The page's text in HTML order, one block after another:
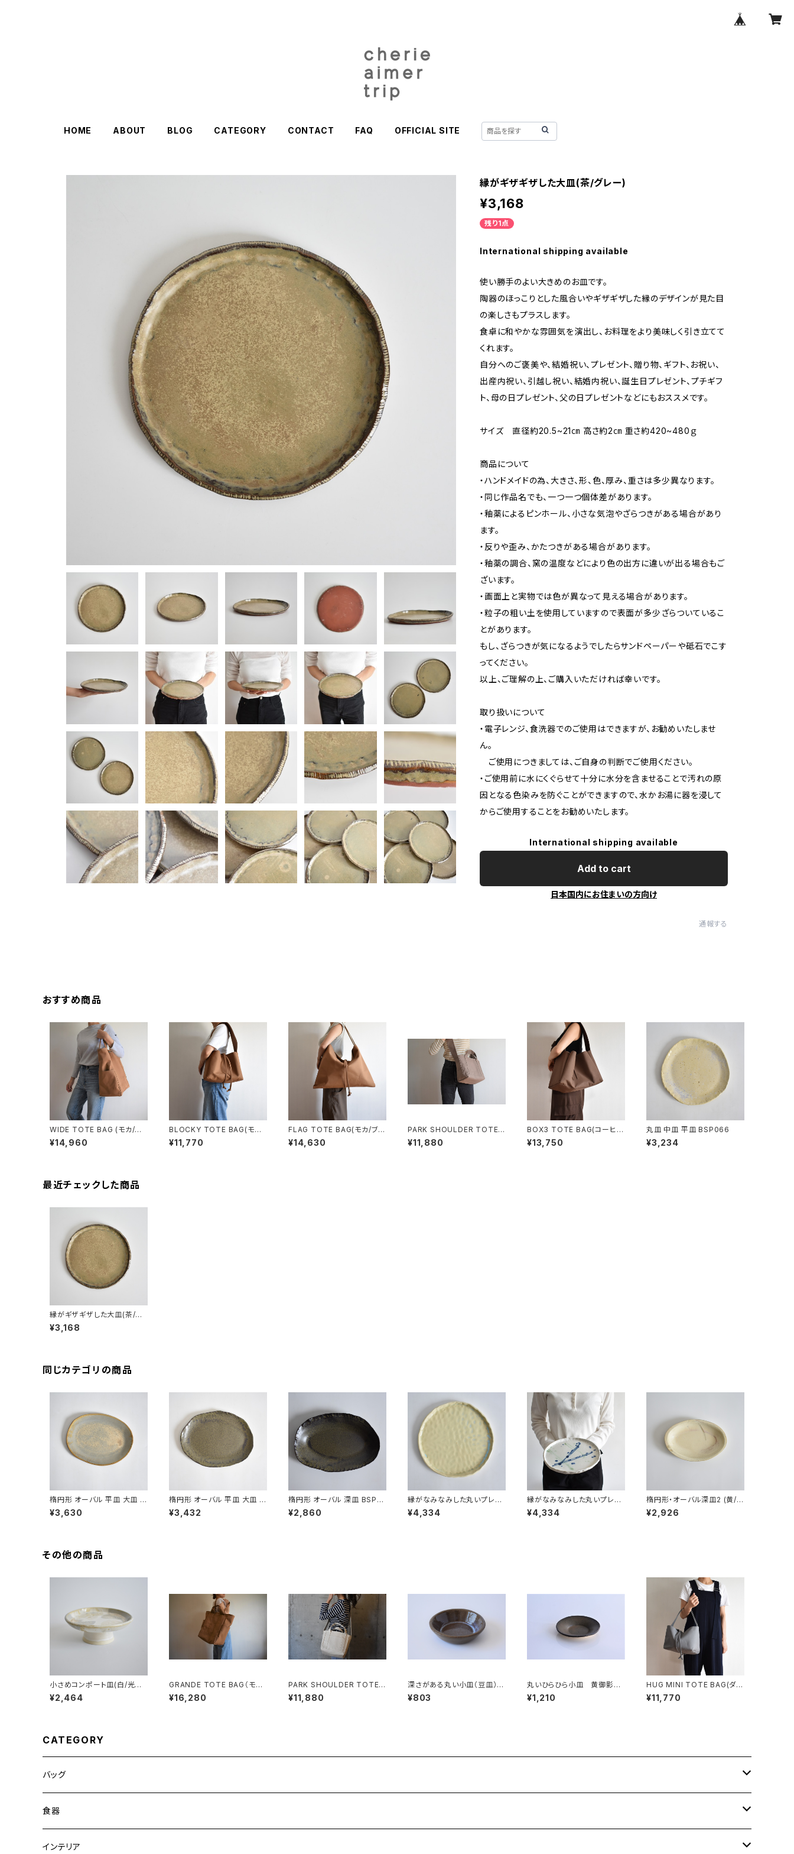
HOME ABOUT BLOG CATEGORY CONTACT FAQ OFFICIAL SITE
縁がギザギザした大皿(茶/グレー)
¥3,168
残り1点
International shipping available
使い勝手のよい大きめのお皿です。
陶器のほっこりとした風合いやギザギザした縁のデザインが見た目
の楽しさもプラスします。
食卓に和やかな雰囲気を演出し、お料理をより美味しく引き立てて
くれます。
自分へのご褒美や、結婚祝い、プレゼント、贈り物、ギフト、お祝い、
出産内祝い、引越し祝い、結婚内祝い、誕生日プレゼント、プチギフ
ト、母の日プレゼント、父の日プレゼントなどにもおススメです。
サイズ 直径約20.5~21㎝ 高さ約2㎝ 重さ約420~480ｇ
商品について
・ハンドメイドの為、大きさ、形、色、厚み、重さは多少異なります。
・同じ作品名でも、一つ一つ個体差があります。
・釉薬によるピンホール、小さな気泡やざらつきがある場合があり
ます。
・反りや歪み、かたつきがある場合があります。
・釉薬の調合、窯の温度などにより色の出方に違いが出る場合もご
ざいます。
・画面上と実物では色が異なって見える場合があります。
・粒子の粗い土を使用していますので表面が多少ざらついているこ
とがあります。
もし、ざらつきが気になるようでしたらサンドペーパーや砥石でこす
ってください。
以上、ご理解の上、ご購入いただければ幸いです。
取り扱いについて
・電子レンジ、食洗器でのご使用はできますが、お勧めいたしませ
ん。
ご使用につきましては、ご自身の判断でご使用ください。
・ご使用前に水にくぐらせて十分に水分を含ませることで汚れの原
因となる色染みを防ぐことができますので、水かお湯に器を浸して
からご使用することをお勧めいたします。
International shipping available
Add to cart
日本国内にお住まいの方向け
通報する
おすすめ商品
WIDE TOTE BAG (モカ/ブ
ラウン)
¥14,960
BLOCKY TOTE BAG(モカ/
ブラウン)
¥11,770
FLAG TOTE BAG(モカ/ブラ
ウン)
¥14,630
PARK SHOULDER TOTE B
AG (マットブラウン)
¥11,880
BOX3 TOTE BAG(コーヒ
ー/ブラウン）
¥13,750
丸皿 中皿 平皿 BSP066
¥3,234
最近チェックした商品
縁がギザギザした大皿(茶/グ
レー)
¥3,168
同じカテゴリの商品
楕円形 オーバル 平皿 大皿 B
SP089
¥3,630
楕円形 オーバル 平皿 大皿 B
SP088
¥3,432
楕円形 オーバル 深皿 BSP10
4
¥2,860
縁がなみなみした丸いプレー
ト特大皿BSP065
¥4,334
縁がなみなみした丸いプレー
ト特大皿BSP052(白/青/マッ
ト/点模様/緑)
¥4,334
楕円形・オーバル深皿2 (黄/ベ
ージュ/マット)
¥2,926
その他の商品
小さめコンポート皿(白/光沢/
グレー/ベージュ)
¥2,464
GRANDE TOTE BAG（モカ/
ベージュ）
¥16,280
PARK SHOULDER TOTE B
AG (キナリ)
¥11,880
深さがある丸い小皿（豆皿）赤
土×乳濁灰釉
¥803
丸いひらひら小皿 黄御影土
×錆釉
¥1,210
HUG MINI TOTE BAG(ダー
クグレー)
¥11,770
CATEGORY
バッグ
トートバッグ
ショルダーバッグ
食器
大皿
インテリア